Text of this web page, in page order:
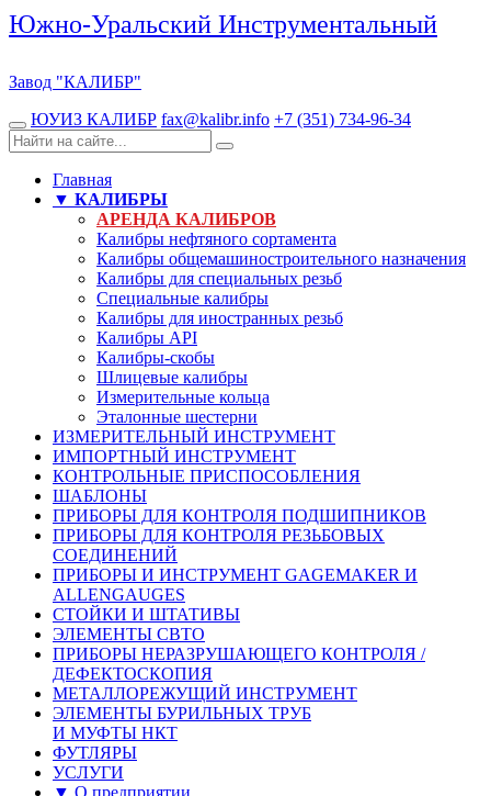
Южно-Уральский Инструментальный
Завод "КАЛИБР"
ЮУИЗ КАЛИБР fax@kalibr.info +7 (351) 734-96-34
Главная
▼ КАЛИБРЫ
АРЕНДА КАЛИБРОВ
Калибры нефтяного сортамента
Калибры общемашиностроительного назначения
Калибры для специальных резьб
Специальные калибры
Калибры для иностранных резьб
Калибры API
Калибры-скобы
Шлицевые калибры
Измерительные кольца
Эталонные шестерни
ИЗМЕРИТЕЛЬНЫЙ ИНСТРУМЕНТ
ИМПОРТНЫЙ ИНСТРУМЕНТ
КОНТРОЛЬНЫЕ ПРИСПОСОБЛЕНИЯ
ШАБЛОНЫ
ПРИБОРЫ ДЛЯ КОНТРОЛЯ ПОДШИПНИКОВ
ПРИБОРЫ ДЛЯ КОНТРОЛЯ РЕЗЬБОВЫХ
СОЕДИНЕНИЙ
ПРИБОРЫ И ИНСТРУМЕНТ GAGEMAKER И
ALLENGAUGES
СТОЙКИ И ШТАТИВЫ
ЭЛЕМЕНТЫ СВТО
ПРИБОРЫ НЕРАЗРУШАЮЩЕГО КОНТРОЛЯ /
ДЕФЕКТОСКОПИЯ
МЕТАЛЛОРЕЖУЩИЙ ИНСТРУМЕНТ
ЭЛЕМЕНТЫ БУРИЛЬНЫХ ТРУБ
И МУФТЫ НКТ
ФУТЛЯРЫ
УСЛУГИ
▼ О предприятии